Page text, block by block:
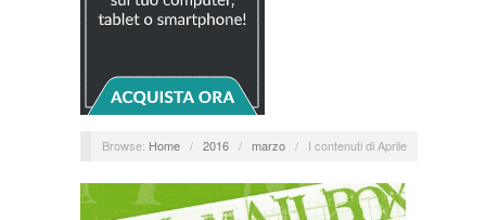
Browse: Home / 2016 / marzo / I contenuti di Aprile